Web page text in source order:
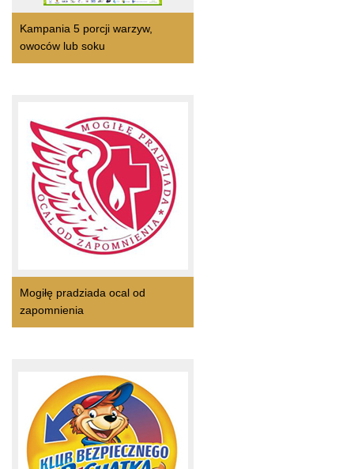
Kampania 5 porcji warzyw,
owoców lub soku
Mogiłę pradziada ocal od
zapomnienia